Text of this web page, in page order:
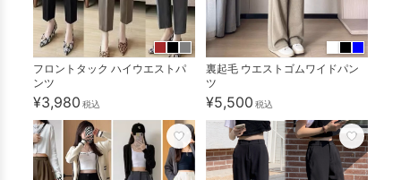
フロントタック ハイウエストパ
ンツ
¥3,980 税込
裏起毛 ウエストゴムワイドパン
ツ
¥5,500 税込